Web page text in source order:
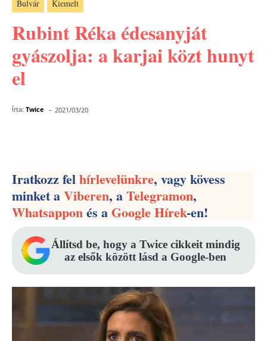
Bulvár Kiemelt
Rubint Réka édesanyját
gyászolja: a karjai közt hunyt
el
Írta: Twice - 2021/03/20
Iratkozz felhírlevelünkre, vagy kövess
minket aViberen, aTelegramon,
Whatsapponés aGoogle Hírek-en!
Állítsd be, hogy a Twice cikkeit mindig
az elsők között lásd a Google-ben